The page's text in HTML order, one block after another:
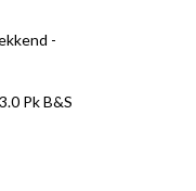
-
Pk B&S